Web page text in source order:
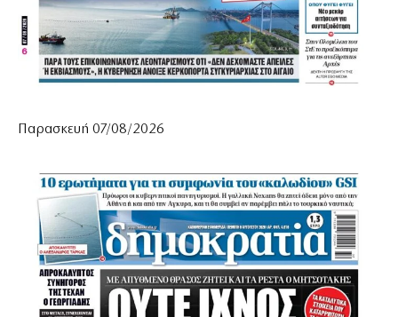
Παρασκευή 07/08/2026